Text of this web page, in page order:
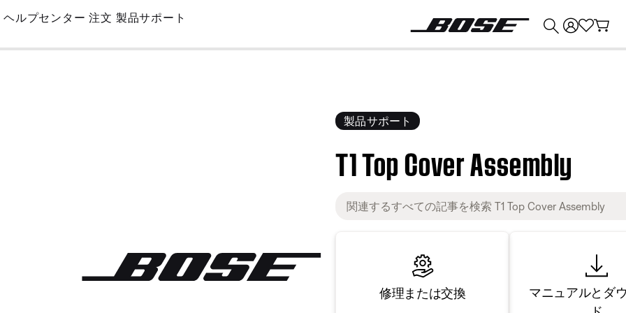
Skip
Main
ヘルプセンター 注文 製品サポート
製品サポート
T1 Top Cover Assembly
修理または交換
マニュアルとダ